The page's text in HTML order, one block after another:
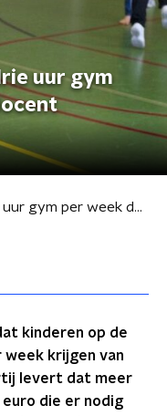
uur gym
SP: op basisschool drie uur gym per week door vakdocent
kinderen op de
week krijgen van
levert dat meer
die er nodig